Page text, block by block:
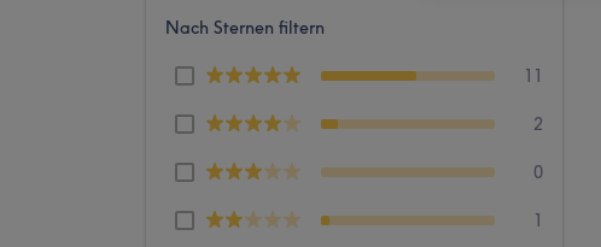
Nach Sternen filtern
11
2
0
1